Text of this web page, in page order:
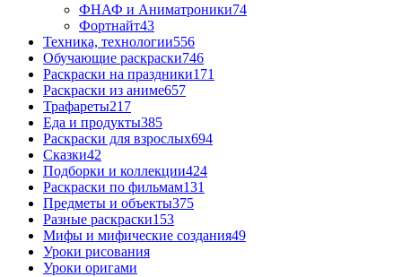
ФНАФ и Аниматроники74
Фортнайт43
Техника, технологии556
Обучающие раскраски746
Раскраски на праздники171
Раскраски из аниме657
Трафареты217
Еда и продукты385
Раскраски для взрослых694
Сказки42
Подборки и коллекции424
Раскраски по фильмам131
Предметы и объекты375
Разные раскраски153
Мифы и мифические создания49
Уроки рисования
Уроки оригами